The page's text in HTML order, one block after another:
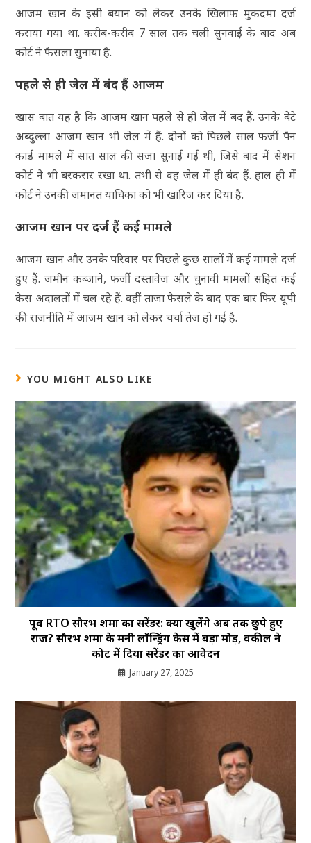
आजम खान के इसी बयान को लेकर उनके खिलाफ मुकदमा दर्ज
कराया गया था. करीब-करीब 7 साल तक चली सुनवाई के बाद अब
कोर्ट ने फैसला सुनाया है.
पहले से ही जेल में बंद हैं आजम
खास बात यह है कि आजम खान पहले से ही जेल में बंद हैं. उनके बेटे
अब्दुल्ला आजम खान भी जेल में हैं. दोनों को पिछले साल फर्जी पैन
कार्ड मामले में सात साल की सजा सुनाई गई थी, जिसे बाद में सेशन
कोर्ट ने भी बरकरार रखा था. तभी से वह जेल में ही बंद हैं. हाल ही में
कोर्ट ने उनकी जमानत याचिका को भी खारिज कर द‍िया है.
आजम खान पर दर्ज हैं कई मामले
आजम खान और उनके परिवार पर पिछले कुछ सालों में कई मामले दर्ज
हुए हैं. जमीन कब्जाने, फर्जी दस्तावेज और चुनावी मामलों सहित कई
केस अदालतों में चल रहे हैं. वहीं ताजा फैसले के बाद एक बार फिर यूपी
की राजनीति में आजम खान को लेकर चर्चा तेज हो गई है.
YOU MIGHT ALSO LIKE
पूर्व RTO सौरभ शर्मा का सरेंडर: क्या खुलेंगे अब तक छुपे हुए
राज? सौरभ शर्मा के मनी लॉन्ड्रिंग केस में बड़ा मोड़, वकील ने
कोर्ट में दिया सरेंडर का आवेदन
January 27, 2025